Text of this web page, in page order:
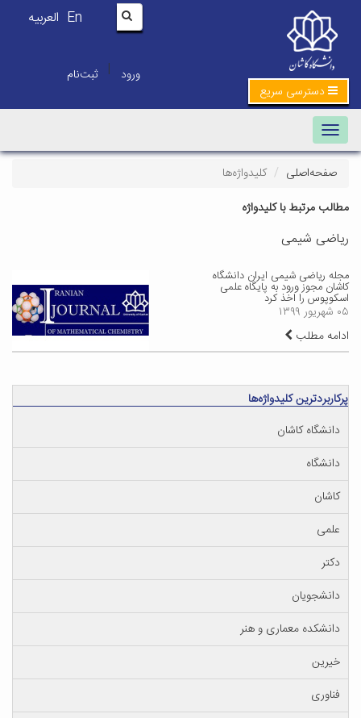
En العربیه
ورود | ثبت‌نام
دسترسی سریع
Toggle navigation
صفحه‌اصلی
کلیدواژه‌ها
مطالب مرتبط با کلیدواژه
ریاضی شیمی
مجله ریاضی شیمی ایران دانشگاه
کاشان مجوز ورود به پایگاه علمی
اسکوپوس را اخذ کرد
۰۵ شهریور ۱۳۹۹
ادامه مطلب
پرکاربردترین کلیدواژه‌ها
دانشگاه کاشان
دانشگاه
کاشان
علمی
دکتر
دانشجویان
دانشکده معماری و هنر
خیرین
فناوری